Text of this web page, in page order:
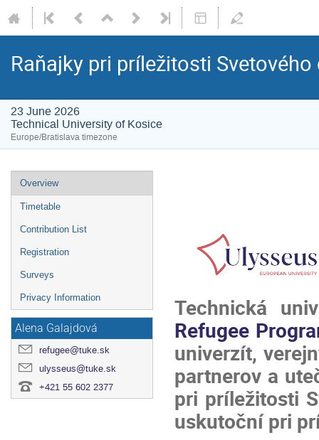
Raňajky pri príležitosti
23 June 2026
Technical University of Kosice
Europe/Bratislava timezone
Overview
Timetable
Contribution List
Registration
Surveys
Privacy Information
Alena Galajdová
refugee@tuke.sk
ulysseus@tuke.sk
+421 55 602 2377
Technická
Refugee
univerzít,
partnerov a
pri príležitosti
uskutoční pri